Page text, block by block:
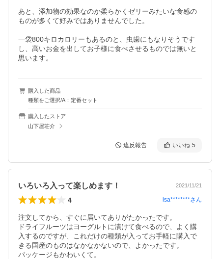
あと、添加物の効果なのか柔らかくゼリーみたいな食感の
ものが多くて好みではありませんでした。
一袋800キロカロリーもあるのと、虫歯にもなりそうです
し、高いお金を出してお子様に食べさせるものでは無いと
思います。
購入した商品
種類をご選択/A：定番セット
購入したストア
山下屋荘介
違反報告 いいね 5
いろいろ入って楽しめます！ 2021/11/21
4 isa********さん
注文してから、すぐに届いてありがたかったです。
ドライフルーツはヨーグルトに漬けて食べるので、よく購
入するのですが、これだけの種類が入ってお手軽に購入で
きる国産のものはなかなかないので、よかったです。
パッケージもかわいくて。